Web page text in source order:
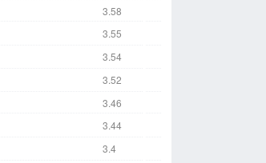
3.58
3.55
3.54
3.52
3.46
3.44
3.4